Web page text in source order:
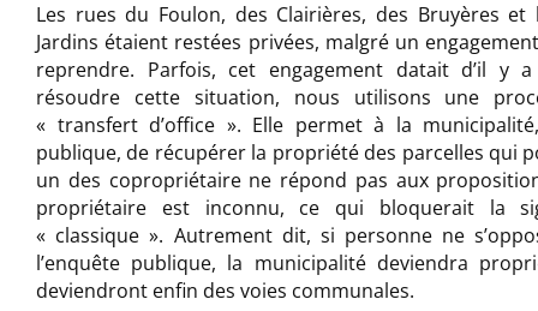
Les rues du Foulon, des Clairières, des Bruyères
Jardins étaient restées privées, malgré un
reprendre. Parfois, cet engagement datait d’il y
résoudre cette situation, nous utilisons une
« transfert d’office ». Elle permet à la
publique, de récupérer la propriété des parcelles qui
un des copropriétaire ne répond pas aux
propriétaire est inconnu, ce qui bloquerait la
« classique ». Autrement dit, si personne ne
l’enquête publique, la municipalité deviendra
deviendront enfin des voies communales.